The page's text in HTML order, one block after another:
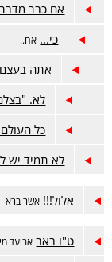
אם כבר
כי... אח..
אתה
לא.
כל
לא תמיד יש
אלול!!! אשר ברא
ט"ו באב אביעד